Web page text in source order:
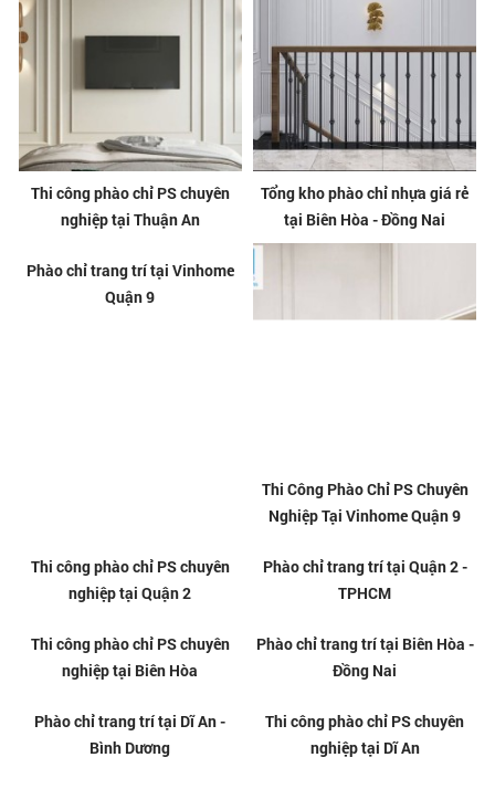
Thi công phào chỉ PS chuyên
nghiệp tại Thuận An
Tổng kho phào chỉ nhựa giá rẻ
tại Biên Hòa - Đồng Nai
Thi Công Phào Chỉ PS Chuyên
Nghiệp Tại Vinhome Quận 9
Thi công phào chỉ PS chuyên
nghiệp tại Quận 2